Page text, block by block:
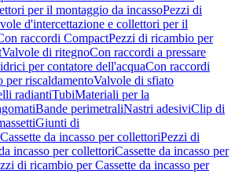
per il montaggio da incassoPezzi di
d'intercettazione e collettori per il
raccordi CompactPezzi di ricambio per
Valvole di ritegnoCon raccordi a pressare
per contatore dell'acquaCon raccordi
per riscaldamentoValvole di sfiato
radiantiTubiMateriali per la
Bande perimetraliNastri adesiviClip di
Giunti di
Cassette da incasso per collettoriPezzi di
incasso per collettoriCassette da incasso per
di ricambio per Cassette da incasso per